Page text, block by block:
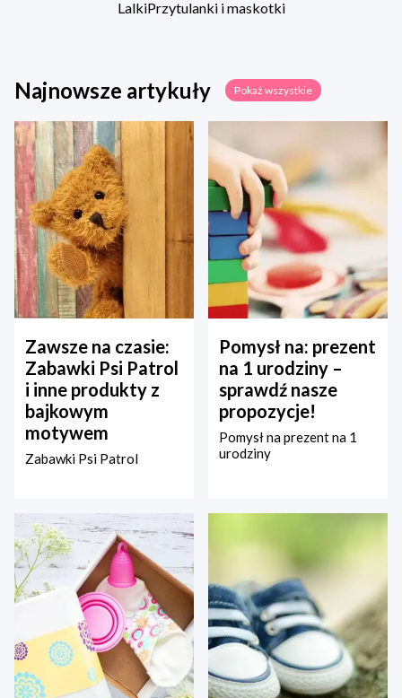
LalkiPrzytulanki i maskotki
Najnowsze artykuły Pokaż wszystkie
Zawsze na czasie:
Zabawki Psi Patrol
i inne produkty z
bajkowym
motywem
Zabawki Psi Patrol
Pomysł na: prezent
na 1 urodziny –
sprawdź nasze
propozycje!
Pomysł na prezent na 1
urodziny